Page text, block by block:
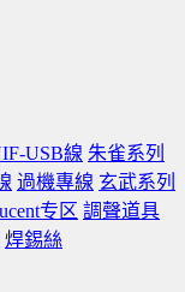
USB線 朱雀系列
過機專線 玄武系列
专区 調聲道具
焊錫絲